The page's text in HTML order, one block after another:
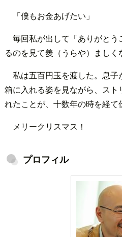
「僕もお金あげたい」
毎回私が出して「ありがと
るのを見て羨（うらや）ましく
私は五百円玉を渡した。息
箱に入れる姿を見ながら、ス
れたことが、十数年の時を経て
メリークリスマス！
プロフィル